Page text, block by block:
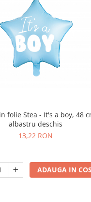
folie Stea - It's a boy, 48
albastru deschis
13,22 RON
ADAUGA IN COS